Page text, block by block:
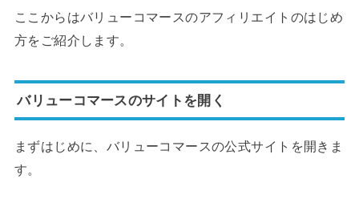
ここからはバリューコマースのアフィリエイトのはじめ
方をご紹介します。
バリューコマースのサイトを開く
まずはじめに、バリューコマースの公式サイトを開きま
す。